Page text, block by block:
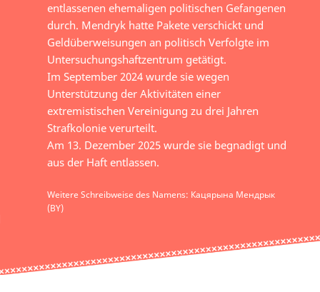
entlassenen ehemaligen politischen Gefangenen
durch. Mendryk hatte Pakete verschickt und
Geldüberweisungen an politisch Verfolgte im
Untersuchungshaftzentrum getätigt.
Im September 2024 wurde sie wegen
Unterstützung der Aktivitäten einer
extremistischen Vereinigung zu drei Jahren
Strafkolonie verurteilt.
Am 13. Dezember 2025 wurde sie begnadigt und
aus der Haft entlassen.
Weitere Schreibweise des Namens: Кацярына Мендрык
(BY)